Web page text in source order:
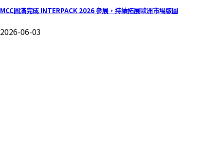
MCC圓滿完成 INTERPACK 2026 參展，持續拓展歐洲市場版圖
2026-06-03